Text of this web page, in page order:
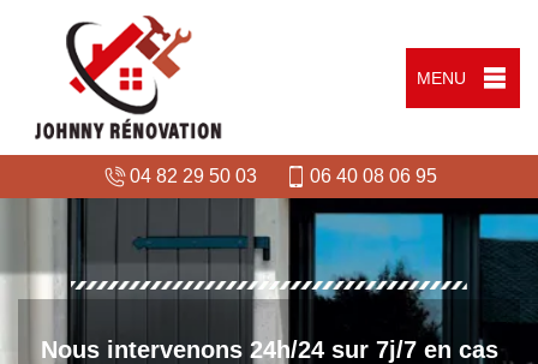
MENU
04 82 29 50 03 06 40 08 06 95
Nous intervenons 24h/24 sur 7j/7 en cas